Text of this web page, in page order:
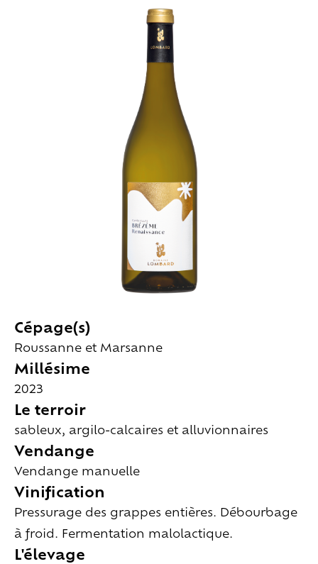
la
espaces
extérieurs
espaces intérieurs
chambres
services en
l’expérience
Goûter
vivant
Ralentir
recentrer
Explorer
paysages
Créer ensemble
rencontre
vos événements
Travailler autrement
Se retrouver
Célébrer
Cépage(s)
Roussanne et Marsanne
Millésime
2023
Le terroir
sableux, argilo-calcaires et alluvionnaires
Vendange
Vendange manuelle
Vinification
Pressurage des grappes entières. Débourbage
à froid. Fermentation malolactique.
L'élevage